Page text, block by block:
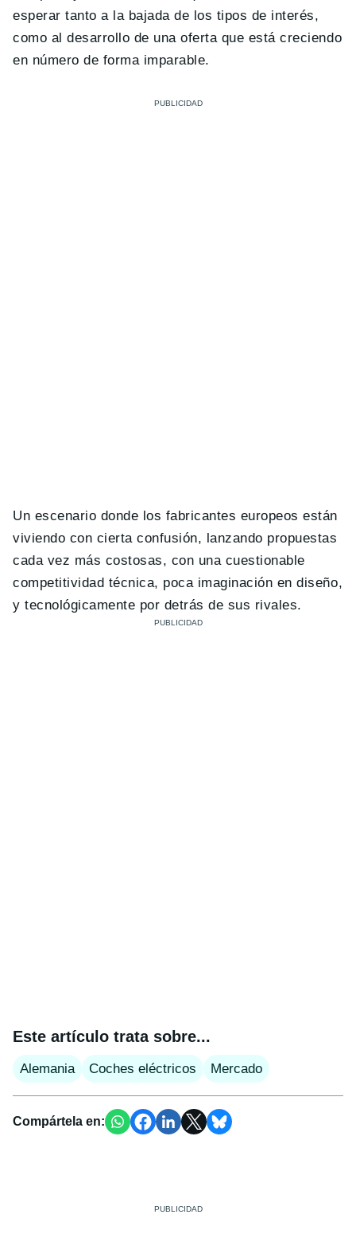
esperar tanto a la bajada de los tipos de interés,
como al desarrollo de una oferta que está creciendo
en número de forma imparable.
Un escenario donde los fabricantes europeos están
viviendo con cierta confusión, lanzando propuestas
cada vez más costosas, con una cuestionable
competitividad técnica, poca imaginación en diseño,
y tecnológicamente por detrás de sus rivales.
Este artículo trata sobre...
Alemania Coches eléctricos Mercado
Compártela en: